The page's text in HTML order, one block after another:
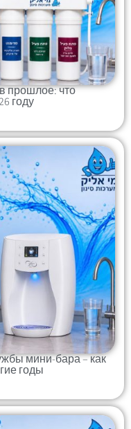
прошлое: что
году
мини-бара – как
годы